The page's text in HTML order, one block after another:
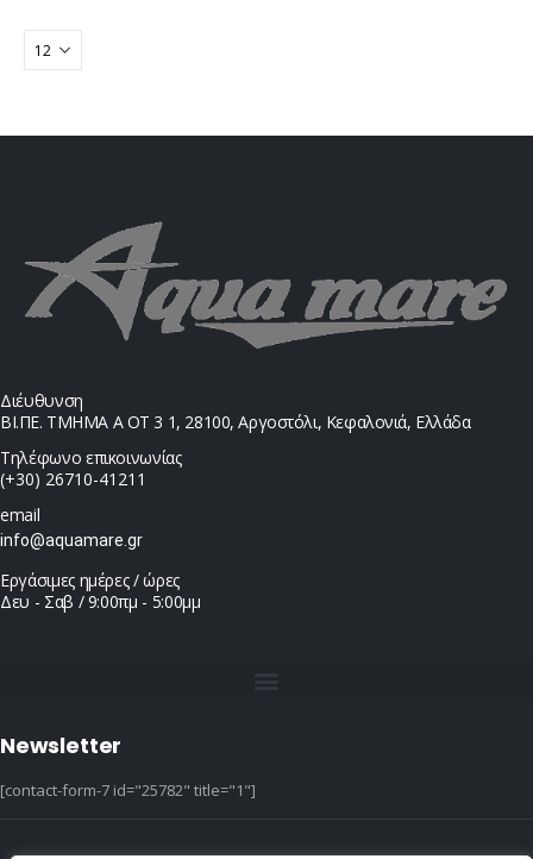
Διέυθυνση
ΒΙ.ΠΕ. ΤΜΗΜΑ Α ΟΤ 3 1, 28100, Αργοστόλι, Κεφαλονιά, Ελλάδα
Τηλέφωνο επικοινωνίας
(+30) 26710-41211
email
info@aquamare.gr
Εργάσιμες ημέρες / ώρες
Δευ - Σαβ / 9:00πμ - 5:00μμ
Newsletter
[contact-form-7 id="25782" title="1"]